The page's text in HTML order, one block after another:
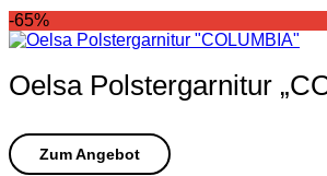
-65%
Oelsa Polstergarnitur